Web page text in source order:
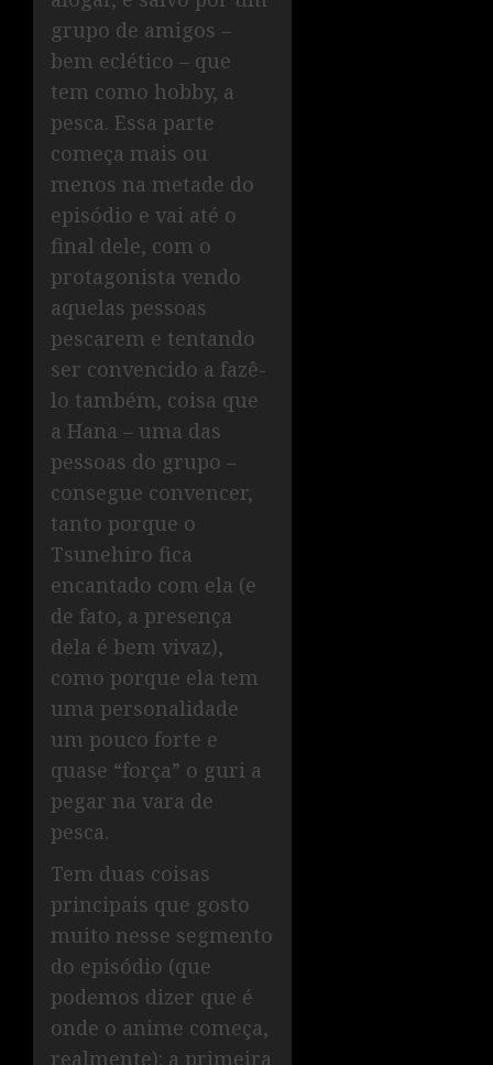
grupo de amigos –
bem eclético – que
tem como hobby, a
pesca. Essa parte
começa mais ou
menos na metade do
episódio e vai até o
final dele, com o
protagonista vendo
aquelas pessoas
pescarem e tentando
ser convencido a fazê-
lo também, coisa que
a Hana – uma das
pessoas do grupo –
consegue convencer,
tanto porque o
Tsunehiro fica
encantado com ela (e
de fato, a presença
dela é bem vivaz),
como porque ela tem
uma personalidade
um pouco forte e
quase “força” o guri a
pegar na vara de
pesca.
Tem duas coisas
principais que gosto
muito nesse segmento
do episódio (que
podemos dizer que é
onde o anime começa,
realmente): a primeira